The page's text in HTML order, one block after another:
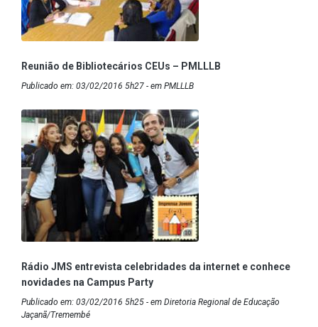
Reunião de Bibliotecários CEUs – PMLLLB
Publicado em: 03/02/2016 5h27 - em PMLLLB
Rádio JMS entrevista celebridades da internet e conhece
novidades na Campus Party
Publicado em: 03/02/2016 5h25 - em Diretoria Regional de Educação
Jaçanã/Tremembé